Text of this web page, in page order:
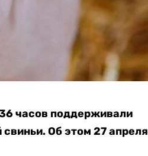
часов поддерживали
Об этом 27 апреля